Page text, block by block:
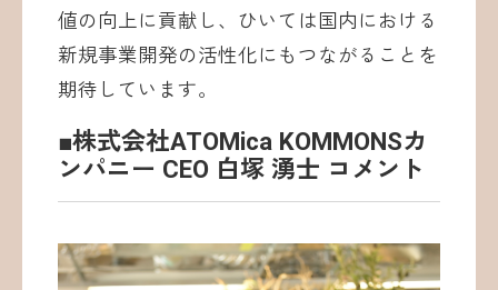
値の向上に貢献し、ひいては国内における
新規事業開発の活性化にもつながることを
期待しています。
■株式会社ATOMica KOMMONSカ
ンパニー CEO 白塚 湧士 コメント